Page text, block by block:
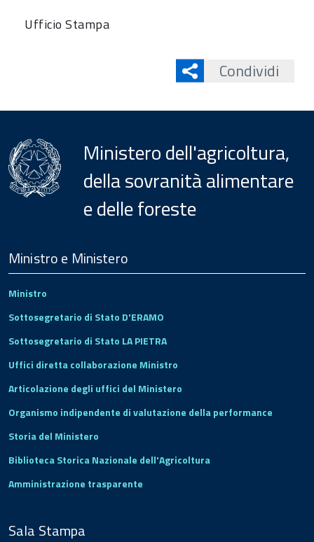
Ufficio Stampa
Condividi
Ministero dell'agricoltura,
della sovranità alimentare
e delle foreste
Footer
Ministro e Ministero
Ministro
Sottosegretario di Stato D'ERAMO
Sottosegretario di Stato LA PIETRA
Uffici diretta collaborazione Ministro
Articolazione degli uffici del Ministero
Organismo indipendente di valutazione della performance
Storia del Ministero
Biblioteca Storica Nazionale dell'Agricoltura
Amministrazione trasparente
Sala Stampa